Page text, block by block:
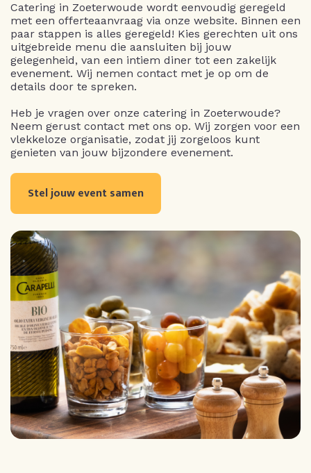
Catering in Zoeterwoude wordt eenvoudig geregeld
met een offerteaanvraag via onze website. Binnen een
paar stappen is alles geregeld! Kies gerechten uit ons
uitgebreide menu die aansluiten bij jouw
gelegenheid, van een intiem diner tot een zakelijk
evenement. Wij nemen contact met je op om de
details door te spreken.
Heb je vragen over onze catering in Zoeterwoude?
Neem gerust contact met ons op. Wij zorgen voor een
vlekkeloze organisatie, zodat jij zorgeloos kunt
genieten van jouw bijzondere evenement.
Stel jouw event samen